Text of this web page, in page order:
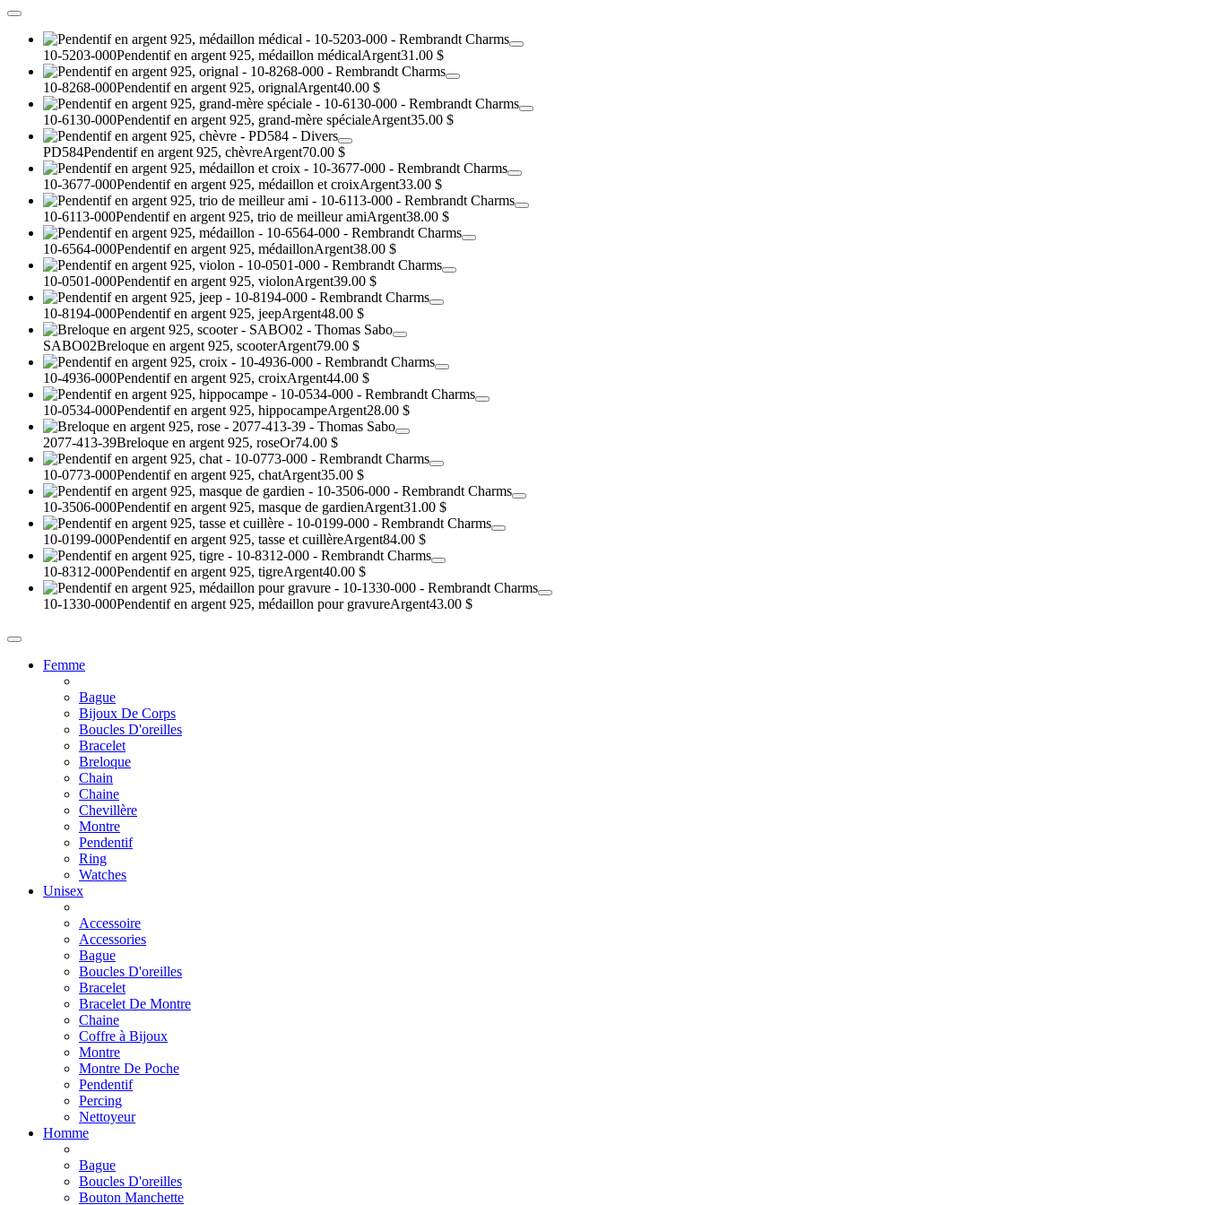
10-5203-000Pendentif en argent 925, médaillon médicalArgent31.00 $
10-8268-000Pendentif en argent 925, orignalArgent40.00 $
10-6130-000Pendentif en argent 925, grand-mère spécialeArgent35.00 $
PD584Pendentif en argent 925, chèvreArgent70.00 $
10-3677-000Pendentif en argent 925, médaillon et croixArgent33.00 $
10-6113-000Pendentif en argent 925, trio de meilleur amiArgent38.00 $
10-6564-000Pendentif en argent 925, médaillonArgent38.00 $
10-0501-000Pendentif en argent 925, violonArgent39.00 $
10-8194-000Pendentif en argent 925, jeepArgent48.00 $
SABO02Breloque en argent 925, scooterArgent79.00 $
10-4936-000Pendentif en argent 925, croixArgent44.00 $
10-0534-000Pendentif en argent 925, hippocampeArgent28.00 $
2077-413-39Breloque en argent 925, roseOr74.00 $
10-0773-000Pendentif en argent 925, chatArgent35.00 $
10-3506-000Pendentif en argent 925, masque de gardienArgent31.00 $
10-0199-000Pendentif en argent 925, tasse et cuillèreArgent84.00 $
10-8312-000Pendentif en argent 925, tigreArgent40.00 $
10-1330-000Pendentif en argent 925, médaillon pour gravureArgent43.00 $
Femme
Bague
Bijoux De Corps
Boucles D'oreilles
Bracelet
Breloque
Chain
Chaine
Chevillère
Montre
Pendentif
Ring
Watches
Unisex
Accessoire
Accessories
Bague
Boucles D'oreilles
Bracelet
Bracelet De Montre
Chaine
Coffre à Bijoux
Montre
Montre De Poche
Pendentif
Percing
Nettoyeur
Homme
Bague
Boucles D'oreilles
Bouton Manchette